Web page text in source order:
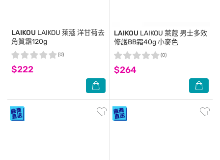
LAIKOU LAIKOU 萊蔻 洋甘菊去
角質霜120g
$222
(0)
LAIKOU LAIKOU 萊蔻 男士多效
修護BB霜40g 小麥色
$264
(0)